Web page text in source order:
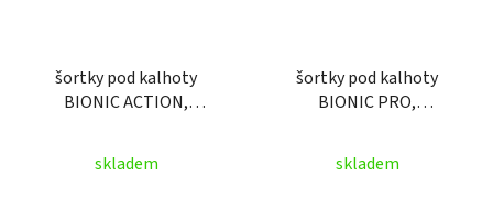
šortky pod kalhoty
BIONIC ACTION,
skladem
šortky pod kalhoty
BIONIC PRO,
skladem